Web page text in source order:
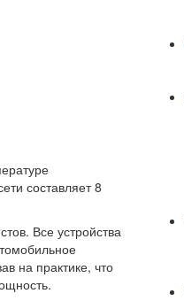
составляет 8
Все устройства
на практике, что